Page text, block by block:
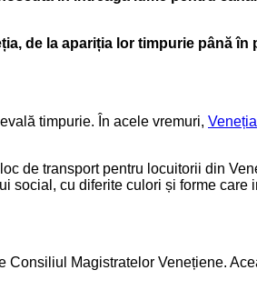
de la apariția lor timpurie până în
timpurie. În acele vremuri, Veneția
de transport pentru locuitorii din
social, cu diferite culori și forme care
Consiliul Magistratelor Venețiene.